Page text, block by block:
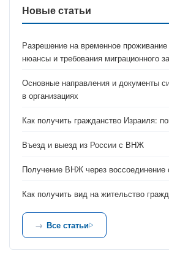
Новые статьи
Разрешение на временное
нюансы и требования миграционного
Основные направления и документы
в организациях
Как получить гражданство Израиля:
Въезд и выезд из России с ВНЖ
Получение ВНЖ через воссоединение
Как получить вид на жительство
Все статьи